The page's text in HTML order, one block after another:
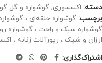
دسته: اکسسوری, گوشواره و گل
برچسب: گوشواره حلقه‌ای ،
گوشواره سبک و راحت ، گوشواره
ارزان و شیک ، زیورآلات زنانه ،
اشتراک‌گذاری: